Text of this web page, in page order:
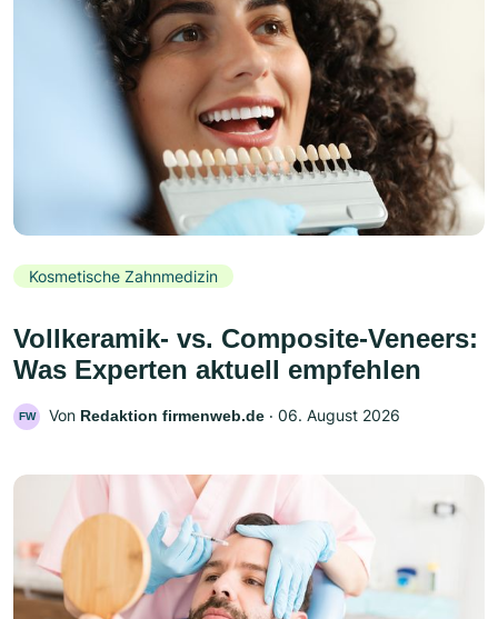
Kosmetische Zahnmedizin
Vollkeramik- vs. Composite-Veneers:
Was Experten aktuell empfehlen
FW Von Redaktion firmenweb.de ‧ 06. August 2026